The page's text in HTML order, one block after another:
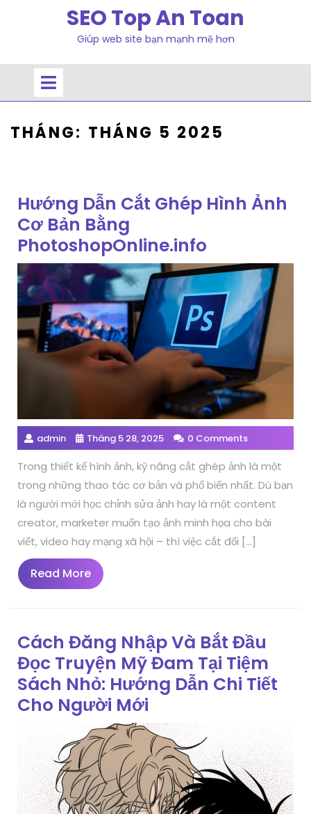
SEO Top An Toan
Giúp web site bạn mạnh mẽ hơn
Open
THÁNG: THÁNG 5 2025
Hướng Dẫn Cắt Ghép Hình Ảnh
Cơ Bản Bằng
PhotoshopOnline.info
admin Tháng 5 28, 2025 0 Comments
Trong thiết kế hình ảnh, kỹ năng cắt ghép ảnh là một
trong những thao tác cơ bản và phổ biến nhất. Dù bạn
là người mới học chỉnh sửa ảnh hay là một content
creator, marketer muốn tạo ảnh minh họa cho bài
viết, video hay mạng xã hội – thì việc cắt đối […]
Read MoreRead
More
Cách Đăng Nhập Và Bắt Đầu
Đọc Truyện Mỹ Đam Tại Tiệm
Sách Nhỏ: Hướng Dẫn Chi Tiết
Cho Người Mới